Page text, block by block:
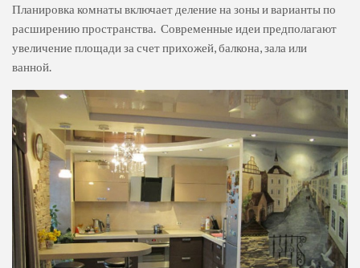
Планировка комнаты включает деление на зоны и варианты по
расширению пространства. Современные идеи предполагают
увеличение площади за счет прихожей, балкона, зала или
ванной.